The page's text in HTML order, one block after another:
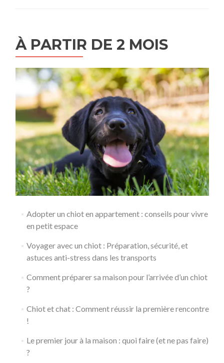
À PARTIR DE 2 MOIS
Adopter un chiot en appartement : conseils pour vivre
en petit espace
Voyager avec un chiot : Préparation, sécurité, et
astuces anti-stress dans les transports
Comment préparer sa maison pour l’arrivée d’un chiot
?
Chiot et chat : Comment réussir la première rencontre
!
Le premier jour à la maison : quoi faire (et ne pas faire)
?